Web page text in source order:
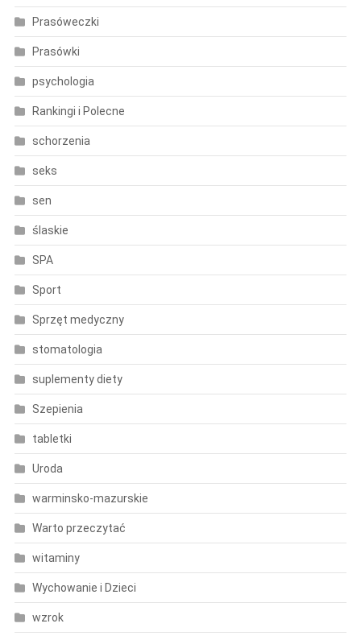
Prasóweczki
Prasówki
psychologia
Rankingi i Polecne
schorzenia
seks
sen
ślaskie
SPA
Sport
Sprzęt medyczny
stomatologia
suplementy diety
Szepienia
tabletki
Uroda
warminsko-mazurskie
Warto przeczytać
witaminy
Wychowanie i Dzieci
wzrok